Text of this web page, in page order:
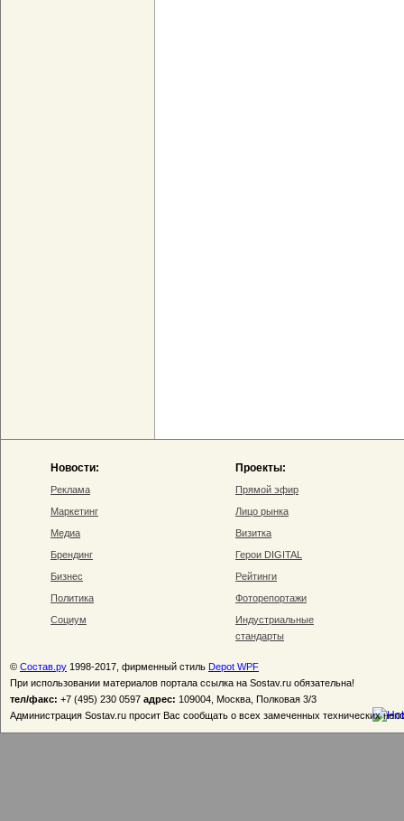
Новости:
Реклама
Маркетинг
Медиа
Брендинг
Бизнес
Политика
Социум
Проекты:
Прямой эфир
Лицо рынка
Визитка
Герои DIGITAL
Рейтинги
Фоторепортажи
Индустриальные
стандарты
© Состав.ру 1998-2017, фирменный стиль Depot WPF
При использовании материалов портала ссылка на Sostav.ru обязательна!
тел/факс: +7 (495) 230 0597 адрес: 109004, Москва, Полковая 3/3
Администрация Sostav.ru просит Вас сообщать о всех замеченных технических